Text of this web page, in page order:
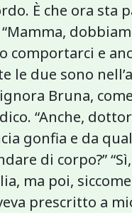
È che ora sta
comportarci e
le due sono
Bruna,
“Anche,
gonfia e da
di corpo?”
ma poi,
prescritto a